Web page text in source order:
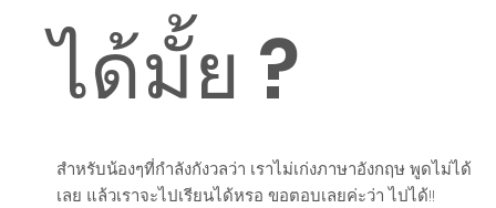
สำหรับน้องๆที่กำลังกังวลว่า เราไม่เก่งภาษาอังกฤษ พูดไม่ได้
เลย แล้วเราจะไปเรียนได้หรอ ขอตอบเลยค่ะว่า ไปได้!!
ได้มั้ย ?